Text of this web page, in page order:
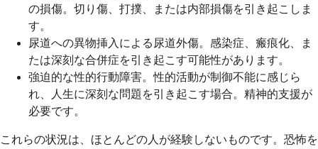
の損傷。切り傷、打撲、または内部損傷を引き起こしま
す。
尿道への異物挿入による尿道外傷。感染症、瘢痕化、ま
たは深刻な合併症を引き起こす可能性があります。
強迫的な性的行動障害。性的活動が制御不能に感じら
れ、人生に深刻な問題を引き起こす場合。精神的支援が
必要です。
これらの状況は、ほとんどの人が経験しないものです。恐怖を